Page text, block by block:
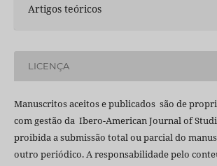
Artigos teóricos
LICENÇA
Manuscritos aceitos e publicados são de
com gestão da Ibero-American Journal of
proibida a submissão total ou parcial do
outro periódico. A responsabilidade pelo